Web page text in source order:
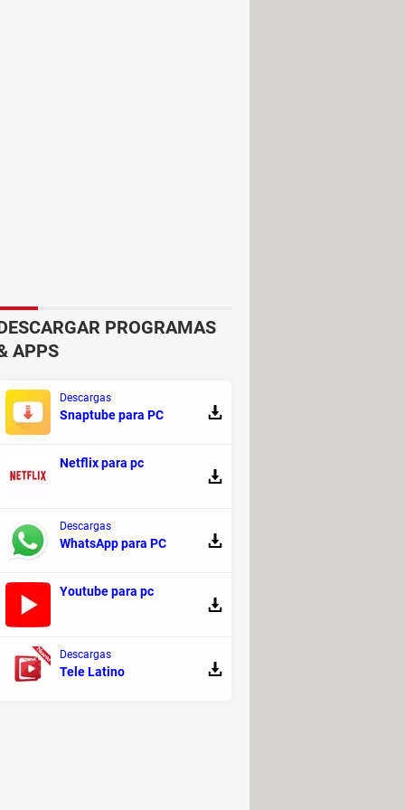
escogido.
los públicos.
empezar a jugar a Super Mario
. Para más información, puedes
World podrá ejecutarse en
con un emulador compatible.
Este fenómeno puede derrotar a
Además, si Mario está
independientemente del color de
PROGRAMAS
APPS
Descargas
Snaptube para PC
Netflix para pc
Descargas
WhatsApp para PC
Youtube para pc
Descargas
Tele Latino